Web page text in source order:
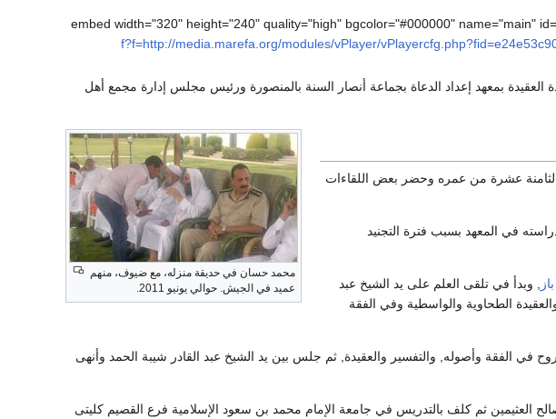
f?f=http://media.marefa.org/modules/vPlayer/
بمعهد إعداد الدعاة بجماعة أنصار السنة بالمنصورة ورئيس مجلس إدارة مجمع أهل
محمد حسان في حديقة منزله، مع ضيوف، منهم
عميد في الجيش. حوالي يونيو 2011.
عشرة من عمره وحضر بعض اللقاءات
في المعهد بسبب فترة التجنيد
, وبدأ في تلقى العلم على يد الشيخ عبد
الطحاوية والواسطية وفي الفقة
الفقة وأصوله, والتفسير والعقيدة, ثم جلس بين يد الشيخ عبد القادر شيبة الحمد وأنهى
ثم كلف بالتدريس في جامعة الإمام محمد بن سعود الإسلامية فرع القصيم كليتى